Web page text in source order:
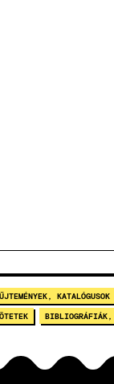
KATALÓGUSOK
BIBLIOGRÁFIÁK,